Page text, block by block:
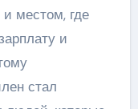
местом, где
и
стал